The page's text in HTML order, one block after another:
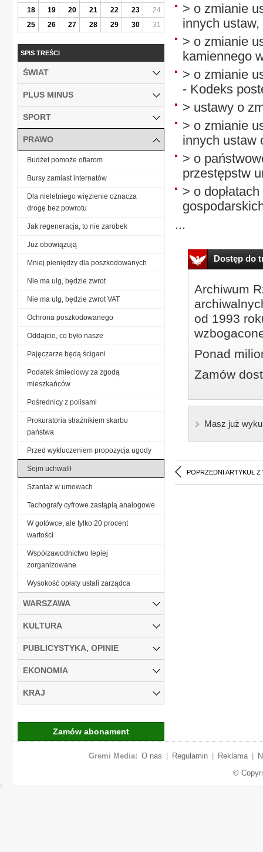
> o zmianie
innych ustaw,
> o zmianie
kamiennego
> o zmianie
- Kodeks
> ustawy o
> o zmianie
innych ustaw
> o
przestępstw
> o
...
Dostęp do
Archiwum
od 1993
Ponad
Zamów
Masz już
POPRZEDNI ARTYKUŁ Z
18
19 20 21 22 23
24
25
26 27 28 29 30 31
SPIS TREŚCI
ŚWIAT
PLUS MINUS
SPORT
PRAWO
Budżet pomoże ofiarom
Bursy zamiast internatów
Dla nieletniego więzienie oznacza
drogę bez powrotu
Jak regeneracja, to nie zarobek
Już obowiązują
Mniej pieniędzy dla poszkodowanych
Nie ma ulg, będzie zwrot
Nie ma ulg, będzie zwrot VAT
Ochrona poszkodowanego
Oddajcie, co było nasze
Pajęczarze będą ścigani
Podatek śmieciowy za zgodą
mieszkańców
Pośrednicy z polisami
Prokuratoria strażnikiem skarbu
państwa
Przed wykluczeniem propozycja ugody
Sejm uchwalił
Szantaż w umowach
Tachografy cyfrowe zastąpią analogowe
W gotówce, ale tylko 20 procent
wartości
Współzawodnictwo lepiej
zorganizowane
Wysokość opłaty ustali zarządca
WARSZAWA
KULTURA
PUBLICYSTYKA, OPINIE
EKONOMIA
KRAJ
Zamów abonament
Gremi Media: O nas Regulamin Reklama
©